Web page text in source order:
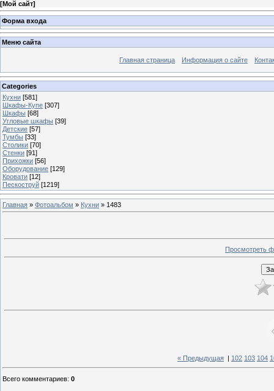
[Мой сайт]
Форма входа
Меню сайта
Главная страница Информация о сайте
Categories
Кухни [581]
Шкафы-Купе [307]
Шкафы [68]
Угловые шкафы [39]
Детские [57]
Тумбы [33]
Столики [70]
Стенки [91]
Прихожки [56]
Оборудование [129]
Кровати [12]
Пескоструй [1219]
Главная » Фотоальбом » Кухни » 1483
Просмотреть
« Предыдущая 102 103 104
Всего комментариев: 0